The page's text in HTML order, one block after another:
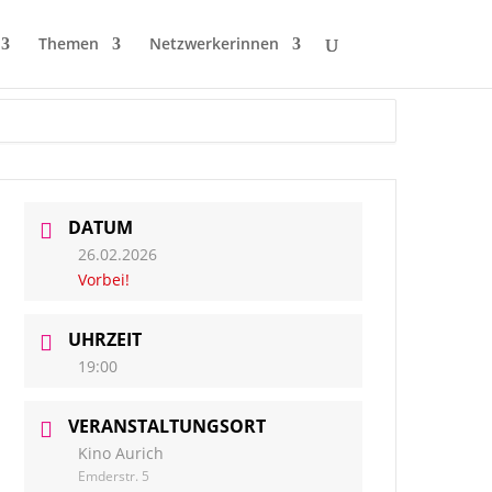
Themen Netzwerkerinnen
DATUM
26.02.2026
Vorbei!
UHRZEIT
19:00
VERANSTALTUNGSORT
Kino Aurich
Emderstr. 5